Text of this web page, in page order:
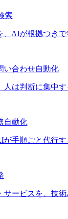
索
、AIが根拠つきで
い合わせ自動化
人は判断に集中す
自動化
が手順ごと代行す
サービスを、技